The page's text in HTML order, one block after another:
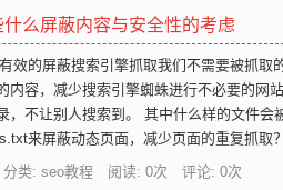
什么屏蔽内容与安全性的考虑
效的屏蔽搜索引擎抓取我们不需要被抓取
内容，减少搜索引擎蜘蛛进行不必要的网
，不让别人搜索到。 其中什么样的文件会
来屏蔽动态页面，减少页面的重复抓取？
类: seo教程 阅读: 0次 评论: 0次